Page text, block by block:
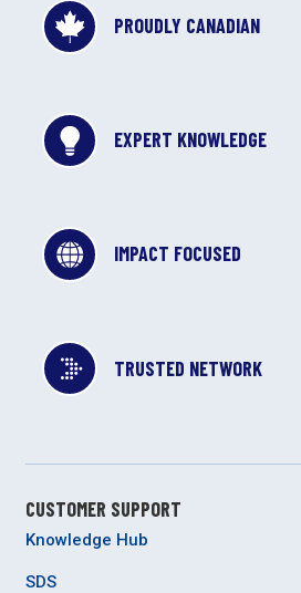
PROUDLY CANADIAN
EXPERT KNOWLEDGE
IMPACT FOCUSED
TRUSTED NETWORK
CUSTOMER SUPPORT
Knowledge Hub
SDS